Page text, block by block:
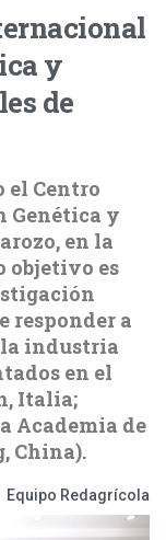
y
de
el Centro
Genética y
en la
objetivo es
responder a
la industria
en el
Italia;
Academia de
China).
Equipo Redagrícola